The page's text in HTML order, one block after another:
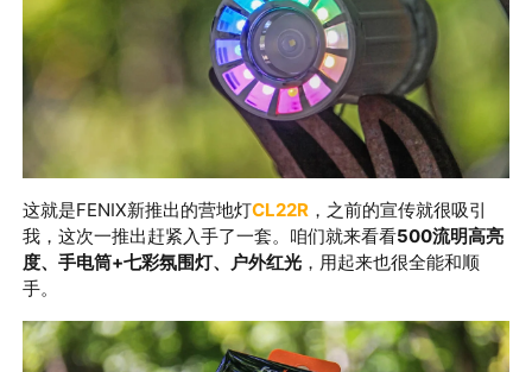
这就是FENIX新推出的营地灯CL22R ，之前的宣传就很吸引
我，这次一推出赶紧入手了一套。咱们就来看看500流明高亮
度、手电筒+七彩氛围灯、户外红光 ，用起来也很全能和顺
手。